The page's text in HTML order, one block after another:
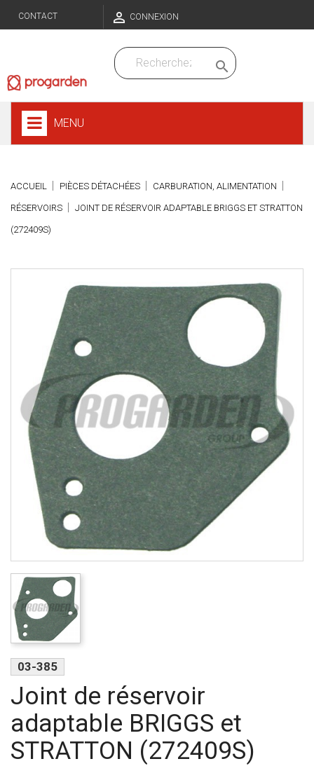
CONTACT  CONNEXION

MENU
ACCUEIL PIÈCES DÉTACHÉES CARBURATION, ALIMENTATION
RÉSERVOIRS JOINT DE RÉSERVOIR ADAPTABLE BRIGGS ET STRATTON
(272409S)
03-385
Joint de réservoir
adaptable BRIGGS et
STRATTON (272409S)